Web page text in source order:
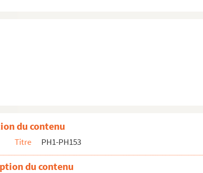
du contenu
Titre PH1-PH153
du contenu